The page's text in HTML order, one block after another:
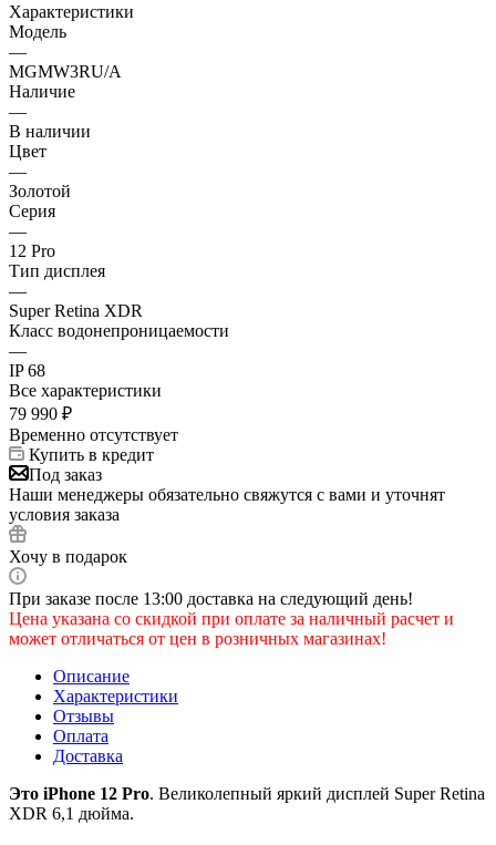
Характеристики
Модель
—
MGMW3RU/A
Наличие
—
В наличии
Цвет
—
Золотой
Серия
—
12 Pro
Тип дисплея
—
Super Retina XDR
Класс водонепроницаемости
—
IP 68
Все характеристики
79 990 ₽
Временно отсутствует
Купить в кредит
Под заказ
Наши менеджеры обязательно свяжутся с вами и уточнят
условия заказа
Хочу в подарок
При заказе после 13:00 доставка на следующий день!
Цена указана со скидкой при оплате за наличный расчет и
может отличаться от цен в розничных магазинах!
Описание
Характеристики
Отзывы
Оплата
Доставка
Это iPhone 12 Pro. Великолепный яркий дисплей Super Retina
XDR 6,1 дюйма.